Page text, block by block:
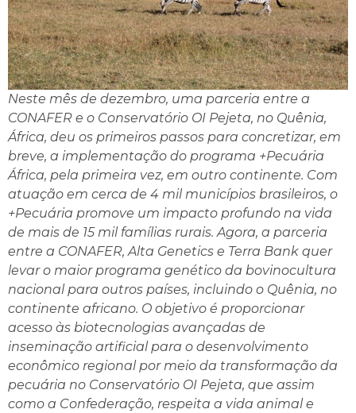
Neste mês de dezembro, uma parceria entre a
CONAFER e o Conservatório OI Pejeta, no Quênia,
África, deu os primeiros passos para concretizar, em
breve, a implementação do programa +Pecuária
África, pela primeira vez, em outro continente. Com
atuação em cerca de 4 mil municípios brasileiros, o
+Pecuária promove um impacto profundo na vida
de mais de 15 mil famílias rurais. Agora, a parceria
entre a CONAFER, Alta Genetics e Terra Bank quer
levar o maior programa genético da bovinocultura
nacional para outros países, incluindo o Quênia, no
continente africano. O objetivo é proporcionar
acesso às biotecnologias avançadas de
inseminação artificial para o desenvolvimento
econômico regional por meio da transformação da
pecuária no Conservatório OI Pejeta, que assim
como a Confederação, respeita a vida animal e